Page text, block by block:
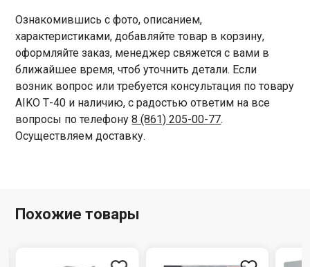
Ознакомившись с фото, описанием,
характеристиками, добавляйте товар в корзину,
оформляйте заказ, менеджер свяжется с вами в
ближайшее время, чтоб уточнить детали. Если
возник вопрос или требуется консультация по товару
AIKO Т-40 и наличию, с радостью ответим на все
вопросы по телефону8 (861) 205-00-77.
Осуществляем доставку.
Похожие товары